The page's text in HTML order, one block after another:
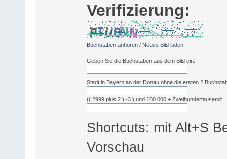
Verifizierung:
Buchstaben anhören / Neues Bild laden
Geben Sie die Buchstaben aus dem Bild ein:
Stadt in Bayern an der Donau ohne die ersten 2
(( 2999 plus 2 ) -3 ) und 100.000 + Zweihundertausend:
Shortcuts: mit Alt+S
Vorschau